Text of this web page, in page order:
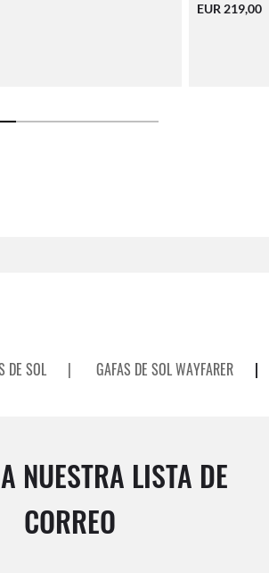
EUR 219,00
DE SOL | GAFAS DE SOL WAYFARER |
NUESTRA LISTA DE
CORREO